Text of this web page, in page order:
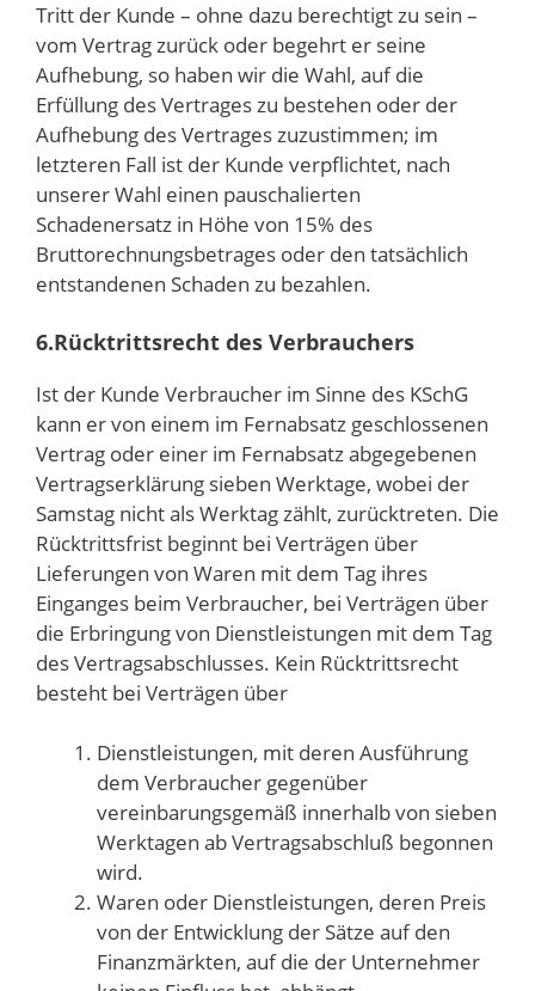
Tritt der Kunde – ohne dazu berechtigt zu sein –
vom Vertrag zurück oder begehrt er seine
Aufhebung, so haben wir die Wahl, auf die
Erfüllung des Vertrages zu bestehen oder der
Aufhebung des Vertrages zuzustimmen; im
letzteren Fall ist der Kunde verpflichtet, nach
unserer Wahl einen pauschalierten
Schadenersatz in Höhe von 15% des
Bruttorechnungsbetrages oder den tatsächlich
entstandenen Schaden zu bezahlen.
6.Rücktrittsrecht des Verbrauchers
Ist der Kunde Verbraucher im Sinne des KSchG
kann er von einem im Fernabsatz geschlossenen
Vertrag oder einer im Fernabsatz abgegebenen
Vertragserklärung sieben Werktage, wobei der
Samstag nicht als Werktag zählt, zurücktreten. Die
Rücktrittsfrist beginnt bei Verträgen über
Lieferungen von Waren mit dem Tag ihres
Einganges beim Verbraucher, bei Verträgen über
die Erbringung von Dienstleistungen mit dem Tag
des Vertragsabschlusses. Kein Rücktrittsrecht
besteht bei Verträgen über
Dienstleistungen, mit deren Ausführung
dem Verbraucher gegenüber
vereinbarungsgemäß innerhalb von sieben
Werktagen ab Vertragsabschluß begonnen
wird.
Waren oder Dienstleistungen, deren Preis
von der Entwicklung der Sätze auf den
Finanzmärkten, auf die der Unternehmer